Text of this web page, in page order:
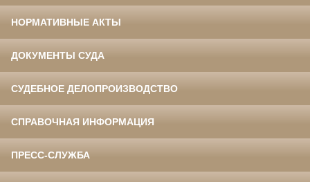
НОРМАТИВНЫЕ АКТЫ
ДОКУМЕНТЫ СУДА
СУДЕБНОЕ ДЕЛОПРОИЗВОДСТВО
СПРАВОЧНАЯ ИНФОРМАЦИЯ
ПРЕСС-СЛУЖБА